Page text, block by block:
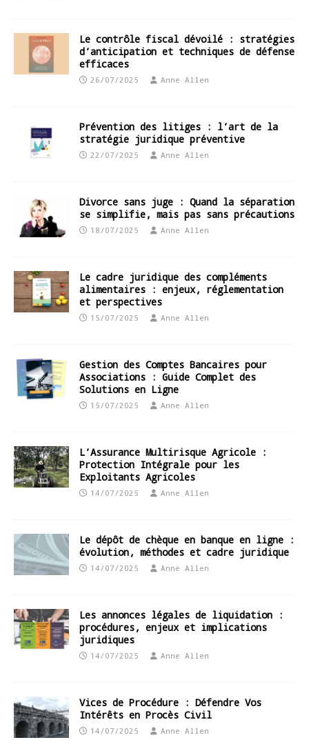
Le contrôle fiscal dévoilé : stratégies
d’anticipation et techniques de défense
efficaces
26/07/2025 Anne Allen
Prévention des litiges : l’art de la
stratégie juridique préventive
22/07/2025 Anne Allen
Divorce sans juge : Quand la séparation
se simplifie, mais pas sans précautions
18/07/2025 Anne Allen
Le cadre juridique des compléments
alimentaires : enjeux, réglementation
et perspectives
15/07/2025 Anne Allen
Gestion des Comptes Bancaires pour
Associations : Guide Complet des
Solutions en Ligne
15/07/2025 Anne Allen
L’Assurance Multirisque Agricole :
Protection Intégrale pour les
Exploitants Agricoles
14/07/2025 Anne Allen
Le dépôt de chèque en banque en ligne :
évolution, méthodes et cadre juridique
14/07/2025 Anne Allen
Les annonces légales de liquidation :
procédures, enjeux et implications
juridiques
14/07/2025 Anne Allen
Vices de Procédure : Défendre Vos
Intérêts en Procès Civil
14/07/2025 Anne Allen